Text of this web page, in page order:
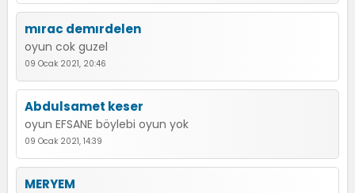
mırac demırdelen
oyun cok guzel
09 Ocak 2021, 20:46
Abdulsamet keser
oyun EFSANE böylebi oyun yok
09 Ocak 2021, 14:39
MERYEM